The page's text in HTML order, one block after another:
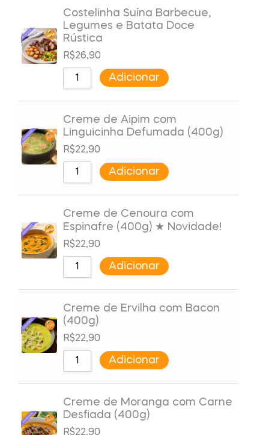
Costelinha Suína Barbecue,
Legumes e Batata Doce
Rústica
R$26,90
Adicionar
Creme de Aipim com
Linguicinha Defumada (400g)
R$22,90
Adicionar
Creme de Cenoura com
Espinafre (400g) ★ Novidade!
R$22,90
Adicionar
Creme de Ervilha com Bacon
(400g)
R$22,90
Adicionar
Creme de Moranga com Carne
Desfiada (400g)
R$22,90